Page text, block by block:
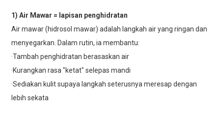
1) Air Mawar = lapisan penghidratan
Air mawar (hidrosol mawar) adalah langkah air yang ringan dan
menyegarkan. Dalam rutin, ia membantu:
·Tambah penghidratan berasaskan air
·Kurangkan rasa "ketat" selepas mandi
·Sediakan kulit supaya langkah seterusnya meresap dengan
lebih sekata